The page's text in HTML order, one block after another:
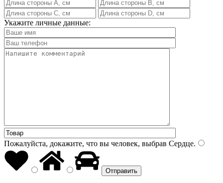
Укажите личные данные:
Пожалуйста, докажите, что вы человек, выбрав Сердце.